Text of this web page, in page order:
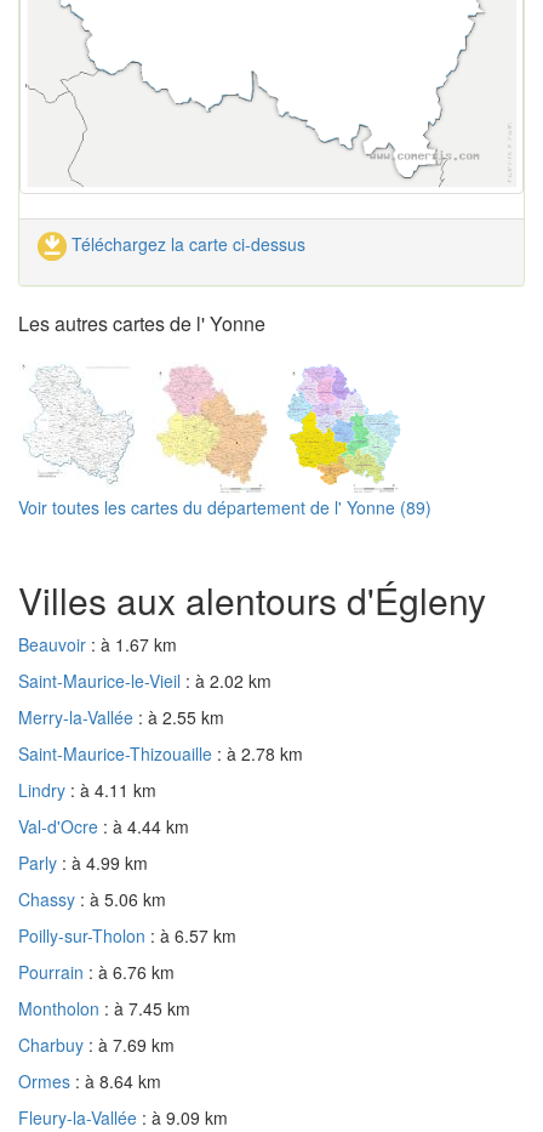
Téléchargez la carte ci-dessus
Les autres cartes de l' Yonne
Voir toutes les cartes du département de l' Yonne (89)
Villes aux alentours d'Égleny
Beauvoir : à 1.67 km
Saint-Maurice-le-Vieil : à 2.02 km
Merry-la-Vallée : à 2.55 km
Saint-Maurice-Thizouaille : à 2.78 km
Lindry : à 4.11 km
Val-d'Ocre : à 4.44 km
Parly : à 4.99 km
Chassy : à 5.06 km
Poilly-sur-Tholon : à 6.57 km
Pourrain : à 6.76 km
Montholon : à 7.45 km
Charbuy : à 7.69 km
Ormes : à 8.64 km
Fleury-la-Vallée : à 9.09 km